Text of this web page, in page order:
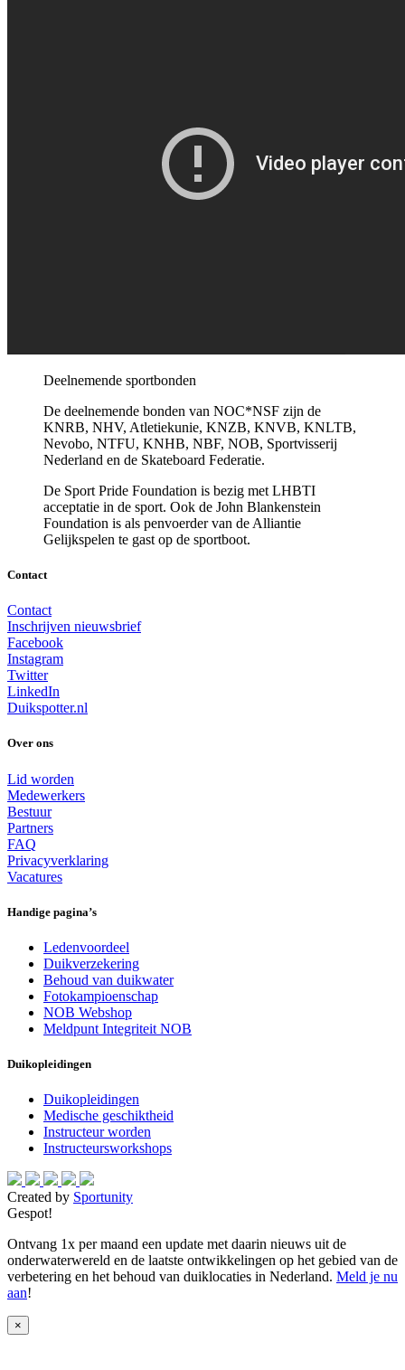
Deelnemende sportbonden
De deelnemende bonden van NOC*NSF zijn de
KNRB, NHV, Atletiekunie, KNZB, KNVB, KNLTB,
Nevobo, NTFU, KNHB, NBF, NOB, Sportvisserij
Nederland en de Skateboard Federatie.
De Sport Pride Foundation is bezig met LHBTI
acceptatie in de sport. Ook de John Blankenstein
Foundation is als penvoerder van de Alliantie
Gelijkspelen te gast op de sportboot.
Contact
Contact
Inschrijven nieuwsbrief
Facebook
Instagram
Twitter
LinkedIn
Duikspotter.nl
Over ons
Lid worden
Medewerkers
Bestuur
Partners
FAQ
Privacyverklaring
Vacatures
Handige pagina’s
Ledenvoordeel
Duikverzekering
Behoud van duikwater
Fotokampioenschap
NOB Webshop
Meldpunt Integriteit NOB
Duikopleidingen
Duikopleidingen
Medische geschiktheid
Instructeur worden
Instructeursworkshops
Created by Sportunity
Gespot!
Ontvang 1x per maand een update met daarin nieuws uit de
onderwaterwereld en de laatste ontwikkelingen op het gebied van de
verbetering en het behoud van duiklocaties in Nederland. Meld je nu
aan!
×